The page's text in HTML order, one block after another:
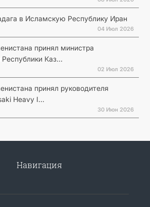
в Исламскую Республику Иран
04 Июл 2026
принял министра
Каз...
02 Июл 2026
принял руководителя
Heavy I...
30 Июн 2026
Навигация